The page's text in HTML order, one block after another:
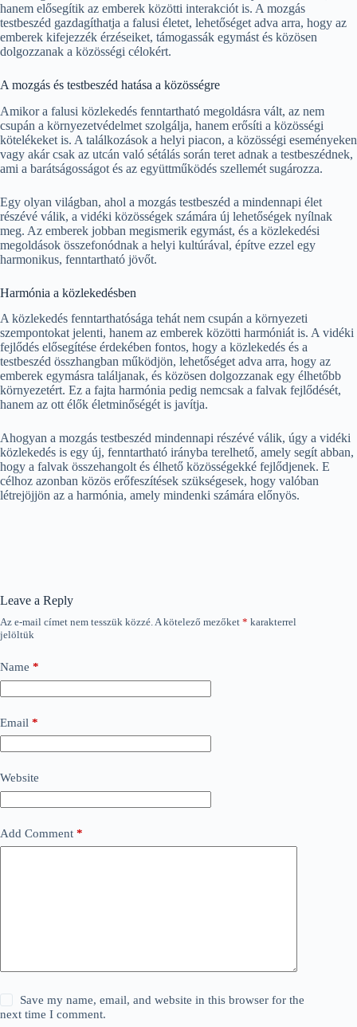
hanem elősegítik az emberek közötti interakciót is. A mozgás
testbeszéd gazdagíthatja a falusi életet, lehetőséget adva arra, hogy az
emberek kifejezzék érzéseiket, támogassák egymást és közösen
dolgozzanak a közösségi célokért.
A mozgás és testbeszéd hatása a közösségre
Amikor a falusi közlekedés fenntartható megoldásra vált, az nem
csupán a környezetvédelmet szolgálja, hanem erősíti a közösségi
kötelékeket is. A találkozások a helyi piacon, a közösségi eseményeken
vagy akár csak az utcán való sétálás során teret adnak a testbeszédnek,
ami a barátságosságot és az együttműködés szellemét sugározza.
Egy olyan világban, ahol a mozgás testbeszéd a mindennapi élet
részévé válik, a vidéki közösségek számára új lehetőségek nyílnak
meg. Az emberek jobban megismerik egymást, és a közlekedési
megoldások összefonódnak a helyi kultúrával, építve ezzel egy
harmonikus, fenntartható jövőt.
Harmónia a közlekedésben
A közlekedés fenntarthatósága tehát nem csupán a környezeti
szempontokat jelenti, hanem az emberek közötti harmóniát is. A vidéki
fejlődés elősegítése érdekében fontos, hogy a közlekedés és a
testbeszéd összhangban működjön, lehetőséget adva arra, hogy az
emberek egymásra találjanak, és közösen dolgozzanak egy élhetőbb
környezetért. Ez a fajta harmónia pedig nemcsak a falvak fejlődését,
hanem az ott élők életminőségét is javítja.
Ahogyan a mozgás testbeszéd mindennapi részévé válik, úgy a vidéki
közlekedés is egy új, fenntartható irányba terelhető, amely segít abban,
hogy a falvak összehangolt és élhető közösségekké fejlődjenek. E
célhoz azonban közös erőfeszítések szükségesek, hogy valóban
létrejöjjön az a harmónia, amely mindenki számára előnyös.
Leave a Reply
Az e-mail címet nem tesszük közzé.A kötelező mezőket * karakterrel
jelöltük
Name *
Email *
Website
Add Comment *
Save my name, email, and website in this browser for the
next time I comment.